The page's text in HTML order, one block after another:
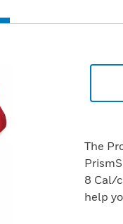
The
8 Cal/
help